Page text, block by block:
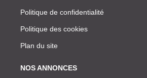
Politique de confidentialité
Politique des cookies
Plan du site
NOS ANNONCES